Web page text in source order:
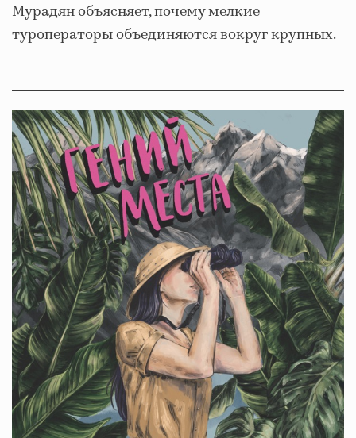
Мурадян объясняет, почему мелкие
туроператоры объединяются вокруг крупных.